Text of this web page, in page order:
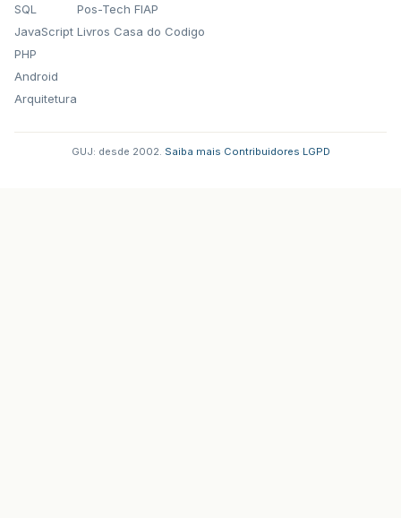
SQL
JavaScript
PHP
Android
Arquitetura
Pos-Tech FIAP
Livros Casa do Codigo
GUJ: desde 2002. Saiba mais Contribuidores LGPD